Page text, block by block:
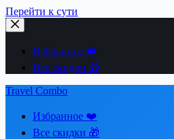
Перейти к сути
Избранное ❤️
Все скидки 🎁
Travel Combo
Избранное ❤️
Все скидки 🎁